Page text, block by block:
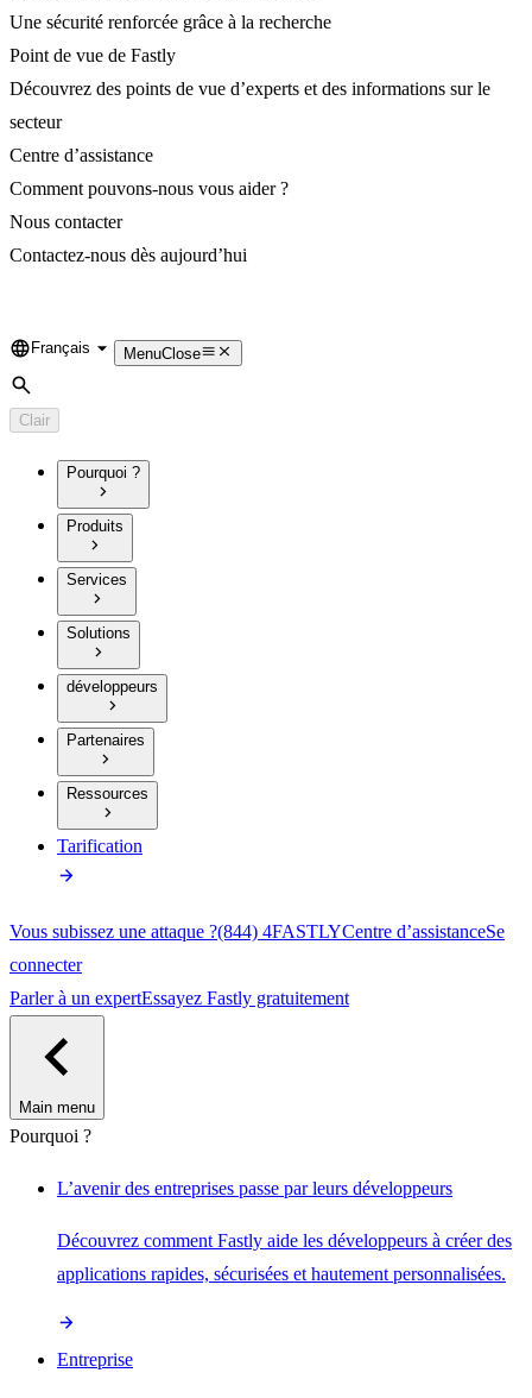
Une sécurité renforcée grâce à la recherche
Point de vue de Fastly
Découvrez des points de vue d’experts et des informations sur le
secteur
Centre d’assistance
Comment pouvons-nous vous aider ?
Nous contacter
Contactez-nous dès aujourd’hui
Language
Français MenuClose
Rechercher
Clair
Pourquoi ?
Produits
Services
Solutions
développeurs
Partenaires
Ressources
Tarification
Vous subissez une attaque ?(844) 4FASTLYCentre d’assistanceSe
connecter
Parler à un expertEssayez Fastly gratuitement
Main menu
Pourquoi ?
L’avenir des entreprises passe par leurs développeurs
Découvrez comment Fastly aide les développeurs à créer des
applications rapides, sécurisées et hautement personnalisées.
Entreprise